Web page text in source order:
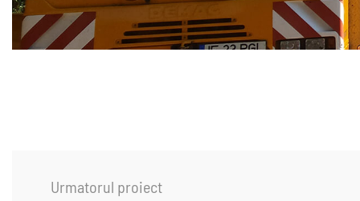
Urmatorul proiect